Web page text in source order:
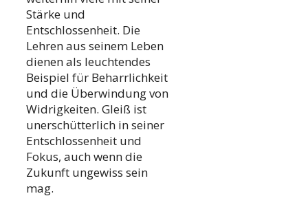
Stärke und
Entschlossenheit. Die
Lehren aus seinem Leben
dienen als leuchtendes
Beispiel für Beharrlichkeit
und die Überwindung von
Widrigkeiten. Gleiß ist
unerschütterlich in seiner
Entschlossenheit und
Fokus, auch wenn die
Zukunft ungewiss sein
mag.